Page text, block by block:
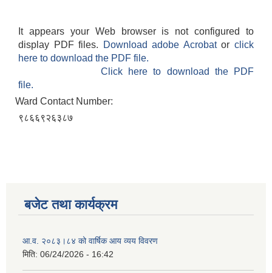
It appears your Web browser is not configured to
display PDF files.
Download adobe Acrobatorclick
here to download the PDF file.
Click here to download the PDF
file.
Ward Contact Number:
९८६६९२६३८७
बजेट तथा कार्यक्रम
आ.व. २०८३।८४ को वार्षिक आय व्यय विवरण
मिति: 06/24/2026 - 16:42